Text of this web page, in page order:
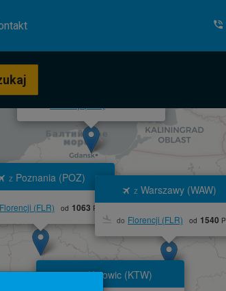
z Poznania (POZ)
Florencji (FLR) od 1063 PLN
z Warszawy (WAW)
do Florencji (FLR) od 1540
z Katowic (KTW)